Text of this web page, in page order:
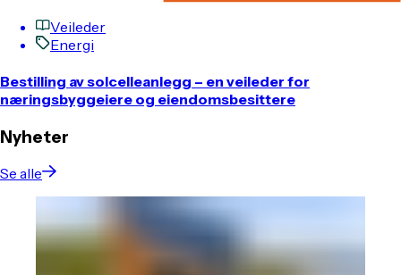
Veileder
Energi
Bestilling av solcelleanlegg – en veileder for
næringsbyggeiere og eiendomsbesittere
Nyheter
Se alle